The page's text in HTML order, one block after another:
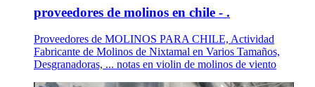
proveedores de molinos en chile - .
Proveedores de MOLINOS PARA CHILE, Actividad
Fabricante de Molinos de Nixtamal en Varios Tamaños,
Desgranadoras, ... notas en violin de molinos de viento